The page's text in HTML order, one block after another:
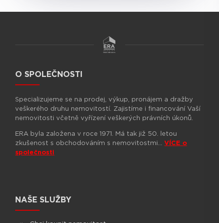
O SPOLEČNOSTI
Specializujeme se na prodej, výkup, pronájem a dražby
veškerého druhu nemovitostí. Zajistíme i financování Vaší
nemovitosti včetně vyřízení veškerých právních úkonů.
ERA byla založena v roce 1971. Má tak již 50. letou
zkušenost s obchodováním s nemovitostmi… VÍCE o
společnosti
NAŠE SLUŽBY